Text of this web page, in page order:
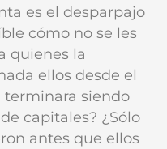
es el desparpajo
cómo no se les
quienes la
ellos desde el
terminara siendo
capitales? ¿Sólo
antes que ellos